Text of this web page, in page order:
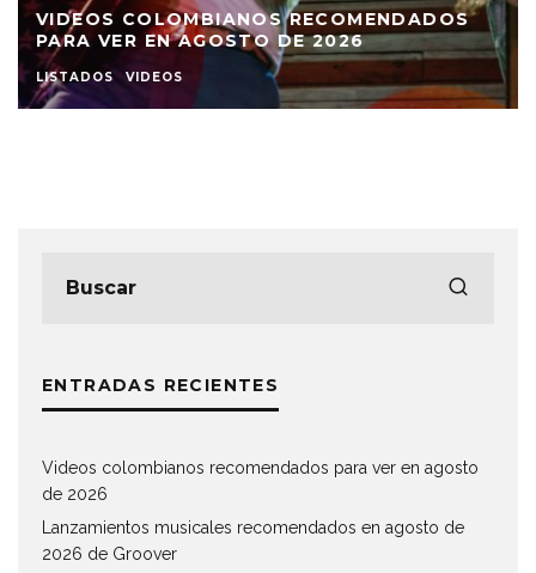
VIDEOS COLOMBIANOS RECOMENDADOS
PARA VER EN AGOSTO DE 2026
LISTADOS VIDEOS
ENTRADAS RECIENTES
Videos colombianos recomendados para ver en agosto
de 2026
Lanzamientos musicales recomendados en agosto de
2026 de Groover